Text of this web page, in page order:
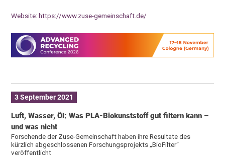
Website:https://www.zuse-gemeinschaft.de/
3 September 2021
Luft, Wasser, Öl: Was PLA-Biokunststoff gut filtern kann –
und was nicht
Forschende der Zuse-Gemeinschaft haben ihre Resultate des
kürzlich abgeschlossenen Forschungsprojekts „BioFilter“
veröffentlicht